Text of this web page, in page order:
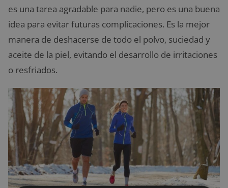
es una tarea agradable para nadie, pero es una buena
idea para evitar futuras complicaciones. Es la mejor
manera de deshacerse de todo el polvo, suciedad y
aceite de la piel, evitando el desarrollo de irritaciones
o resfriados.